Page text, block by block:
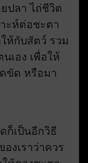
ปลา ไถ่ชีวิต
ะห์ต่อชะตา
ห้กับสัตว์ รวม
เอง เพื่อให้
ขัด หรือมา
ก็เป็นอีกวิธี
งเราว่าควร